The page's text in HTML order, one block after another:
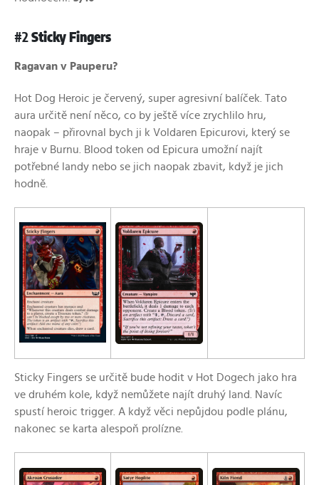
#2 Sticky Fingers
Ragavan v Pauperu?
Hot Dog Heroic je červený, super agresivní balíček. Tato
aura určitě není něco, co by ještě více zrychlilo hru,
naopak – přirovnal bych ji k Voldaren Epicurovi, který se
hraje v Burnu. Blood token od Epicura umožní najít
potřebné landy nebo se jich naopak zbavit, když je jich
hodně.
Sticky Fingers se určitě bude hodit v Hot Dogech jako hra
ve druhém kole, když nemůžete najít druhý land. Navíc
spustí heroic trigger. A když věci nepůjdou podle plánu,
nakonec se karta alespoň prolízne.